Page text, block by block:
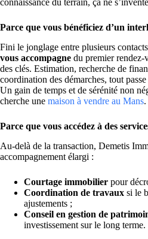
connaissance du terrain, ça ne
Parce que vous bénéficiez d’un
Fini le jonglage entre plusieurs
vous accompagne du premier rendez-
des clés. Estimation, recherche de
coordination des démarches, tout
Un gain de temps et de sérénité non
cherche une maison à vendre au Mans.
Parce que vous accédez à des
Au-delà de la transaction, Demetis
accompagnement élargi :
Courtage immobilier pour
Coordination de travaux si le
ajustements ;
Conseil en gestion de
investissement sur le long terme.